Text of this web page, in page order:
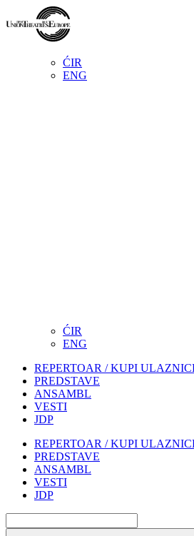
ĆIR
ENG
ĆIR
ENG
REPERTOAR / KUPI
PREDSTAVE
ANSAMBL
VESTI
JDP
REPERTOAR / KUPI
PREDSTAVE
ANSAMBL
VESTI
JDP